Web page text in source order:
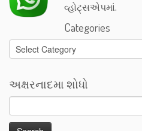
વ્હોટ્સએપમાં.
Categories
Categories
અક્ષરનાદમા શોધો